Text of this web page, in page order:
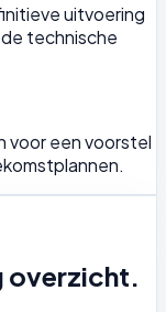
uitvoering
technische
voor een voorstel
overzicht.